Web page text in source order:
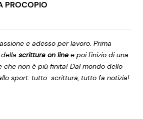
PROCOPIO
e adesso per lavoro. Prima
scrittura on line e poi l'inizio di una
che non è più finita! Dal mondo dello
sport: tutto scrittura, tutto fa notizia!